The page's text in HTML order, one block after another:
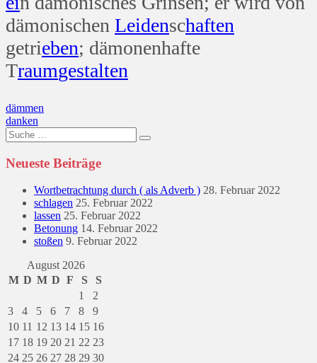
dämonischen Leidenschaften
getrieben; dämonenhafte
Traumgestalten
Beitragsnavigation
dämmen
danken
Suche
nach:
Neueste Beiträge
Wortbetrachtung durch ( als Adverb ) 28. Februar 2022
schlagen 25. Februar 2022
lassen 25. Februar 2022
Betonung 14. Februar 2022
stoßen 9. Februar 2022
August 2026
M D M D F S
S
1
2
3
4 5 6 7 8
9
10 11 12 13 14 15 16
17 18 19 20 21 22 23
24 25 26 27 28 29 30